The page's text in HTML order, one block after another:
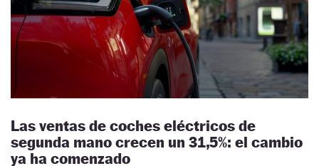
Las ventas de coches eléctricos de
segunda mano crecen un 31,5%: el cambio
ya ha comenzado